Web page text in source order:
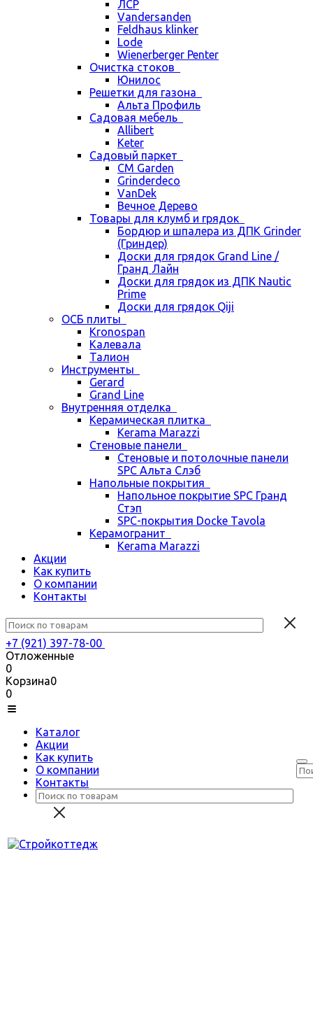
ЛСР
Vandersanden
Feldhaus klinker
Lode
Wienerberger Penter
Очистка стоков
Юнилос
Решетки для газона
Альта Профиль
Садовая мебель
Allibert
Keter
Садовый паркет
CM Garden
Grinderdeco
VanDek
Вечное Дерево
Товары для клумб и грядок
Бордюр и шпалера из ДПК Grinder
(Гриндер)
Доски для грядок Grand Line /
Гранд Лайн
Доски для грядок из ДПК Nautic
Prime
Доски для грядок Qiji
ОСБ плиты
Kronospan
Калевала
Талион
Инструменты
Gerard
Grand Line
Внутренняя отделка
Керамическая плитка
Kerama Marazzi
Стеновые панели
Стеновые и потолочные панели
SPC Альта Слэб
Напольные покрытия
Напольное покрытие SPC Гранд
Стэп
SPC-покрытия Docke Tavola
Керамогранит
Kerama Marazzi
Акции
Как купить
О компании
Контакты
+7 (921) 397-78-00
Отложенные
0
Корзина0
0
Каталог
Акции
Как купить
О компании
Контакты